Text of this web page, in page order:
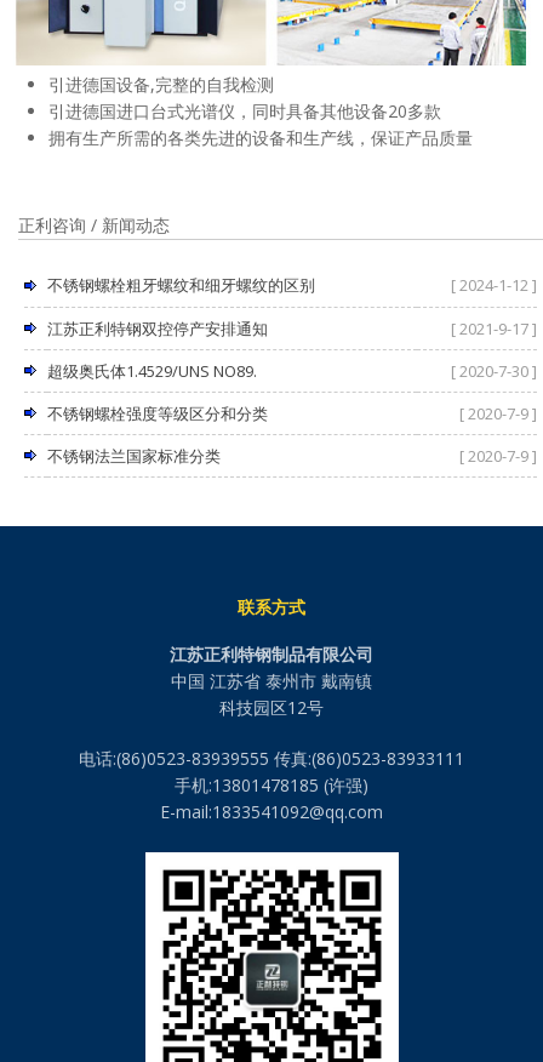
引进德国设备,完整的自我检测
引进德国进口台式光谱仪，同时具备其他设备20多款
拥有生产所需的各类先进的设备和生产线，保证产品质量
正利咨询 / 新闻动态
不锈钢螺栓粗牙螺纹和细牙螺纹的区别
[ 2024-1-12 ]
江苏正利特钢双控停产安排通知
[ 2021-9-17 ]
超级奥氏体1.4529/UNS NO89.
[ 2020-7-30 ]
不锈钢螺栓强度等级区分和分类
[ 2020-7-9 ]
不锈钢法兰国家标准分类
[ 2020-7-9 ]
联系方式
江苏正利特钢制品有限公司
中国 江苏省 泰州市 戴南镇
科技园区12号
电话:(86)0523-83939555 传真:(86)0523-83933111
手机:13801478185 (许强)
E-mail:1833541092@qq.com